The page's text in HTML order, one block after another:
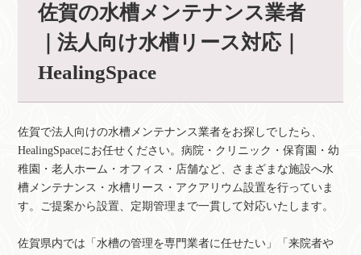
佐賀の水槽メンテナンス業者
｜法人向け水槽リース対応｜
HealingSpace
佐賀で法人向けの水槽メンテナンス業者をお探しでしたら、
HealingSpaceにお任せください。病院・クリニック・保育園・幼
稚園・老人ホーム・オフィス・店舗など、さまざまな施設へ水
槽メンテナンス・水槽リース・アクアリウム設置を行っていま
す。ご提案から設置、定期管理まで一貫して対応いたします。
佐賀県内では「水槽の管理を専門業者に任せたい」「来院者や